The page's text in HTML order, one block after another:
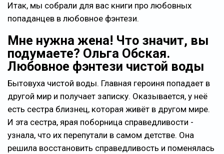
Итак, мы собрали для вас книги про любовных
попаданцев в любовное фэнтези.
Мне нужна жена! Что значит, вы
подумаете? Ольга Обская.
Любовное фэнтези чистой воды
Бытовуха чистой воды. Главная героиня попадает в
другой мир и получает записку. Оказывается, у неё
есть сестра близнец, которая живёт в другом мире.
И эта сестра, ярая поборница справедливости -
узнала, что их перепутали в самом детстве. Она
решила восстановить справедливость и поменялась